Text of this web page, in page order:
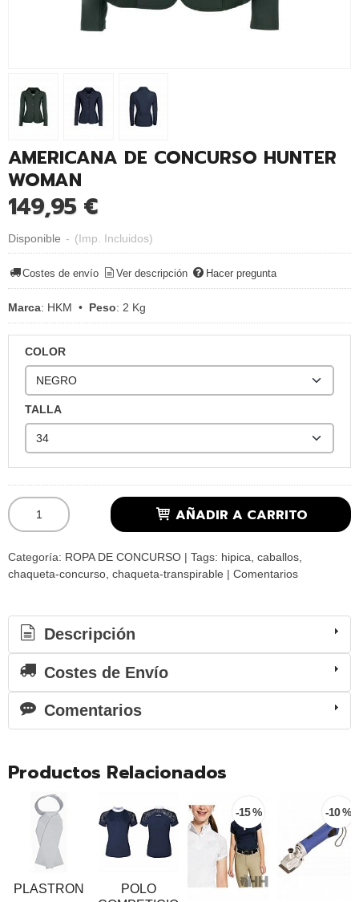
AMERICANA DE CONCURSO HUNTER
WOMAN
149,95 €
Disponible - (Imp. Incluidos)
Costes de envío Ver descripción Hacer pregunta
Marca: HKM • Peso: 2 Kg
COLOR
TALLA
AÑADIR A CARRITO
Categoría: ROPA DE CONCURSO | Tags: hipica caballos
chaqueta-concurso chaqueta-transpirable | Comentarios
Descripción
Costes de Envío
Comentarios
Productos Relacionados
PLASTRON
POLO
-15 % -10 %